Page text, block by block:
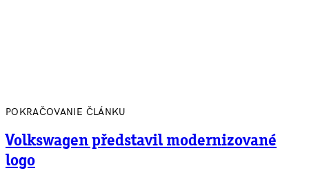
POKRAČOVANIE ČLÁNKU
Volkswagen představil modernizované
logo